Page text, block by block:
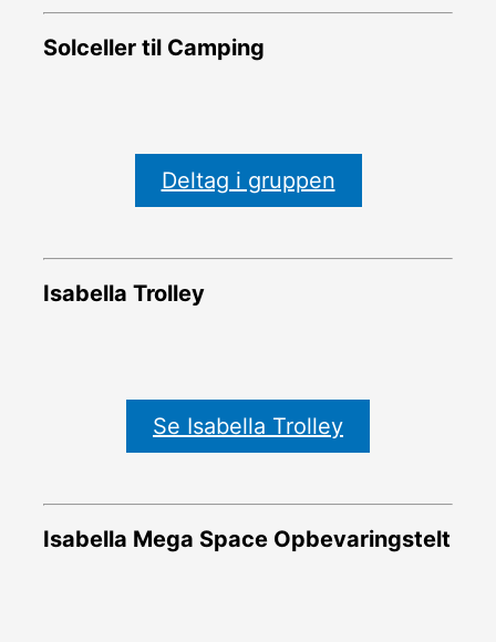
Solceller til Camping
Deltag i gruppen
Isabella Trolley
Se Isabella Trolley
Isabella Mega Space Opbevaringstelt